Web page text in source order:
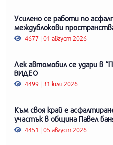
Усилено се работи по
междублокови
4677 | 01 август 2026
Лек автомобил се удари в
ВИДЕО
4499 | 31 юли 2026
Към своя край е
участък в община Павел
4451 | 05 август 2026